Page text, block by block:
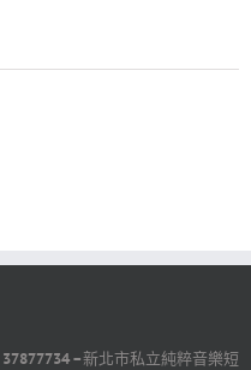
37877734 –新北市私立純粹音樂短